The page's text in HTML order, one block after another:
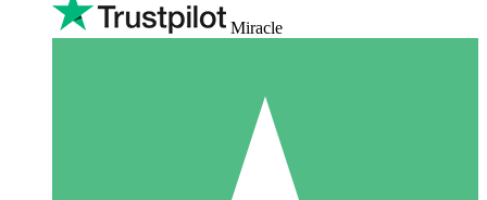
Miracle